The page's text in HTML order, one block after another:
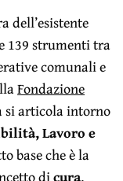
dell’esistente
139 strumenti tra
comunali e
Fondazione
si articola intorno
Lavoro e
base che è la
dicura.